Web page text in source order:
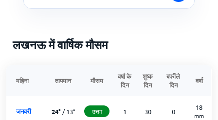
लखनऊ में वार्षिक मौसम
महिना तापमान मौसम
वर्षा के
दिन
शुष्क
दिन
बर्फीले
दिन
वर्षा
जनवरी 24°/13° उत्तम 1 30 0
18
mm